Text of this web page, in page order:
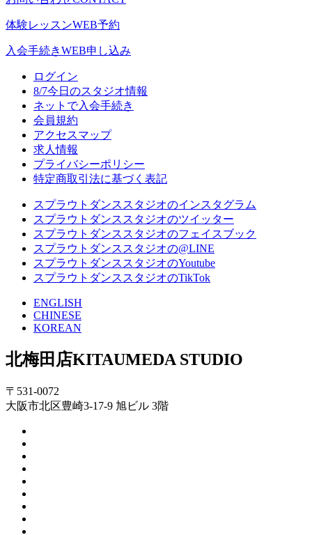
体験レッスンWEB予約
入会手続きWEB申し込み
ログイン
8/7今日のスタジオ情報
ネットで入会手続き
会員規約
アクセスマップ
求人情報
プライバシーポリシー
特定商取引法に基づく表記
スプラウトダンススタジオのインスタグラム
スプラウトダンススタジオのツイッター
スプラウトダンススタジオのフェイスブック
スプラウトダンススタジオの@LINE
スプラウトダンススタジオのYoutube
スプラウトダンススタジオのTikTok
ENGLISH
CHINESE
KOREAN
北梅田店KITAUMEDA STUDIO
〒531-0072
大阪市北区豊崎3-17-9 旭ビル 3階